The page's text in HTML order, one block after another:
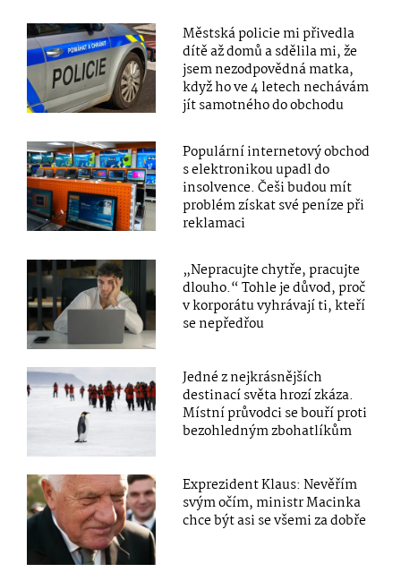
Městská policie mi přivedla
dítě až domů a sdělila mi, že
jsem nezodpovědná matka,
když ho ve 4 letech nechávám
jít samotného do obchodu
Populární internetový obchod
s elektronikou upadl do
insolvence. Češi budou mít
problém získat své peníze při
reklamaci
„Nepracujte chytře, pracujte
dlouho.“ Tohle je důvod, proč
v korporátu vyhrávají ti, kteří
se nepředřou
Jedné z nejkrásnějších
destinací světa hrozí zkáza.
Místní průvodci se bouří proti
bezohledným zbohatlíkům
Exprezident Klaus: Nevěřím
svým očím, ministr Macinka
chce být asi se všemi za dobře